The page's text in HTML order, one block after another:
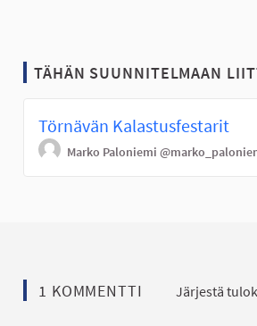
TÄHÄN SUUNNITELMAAN
Törnävän Kalastusfestarit
Marko Paloniemi
1 KOMMENTTI Järjestä